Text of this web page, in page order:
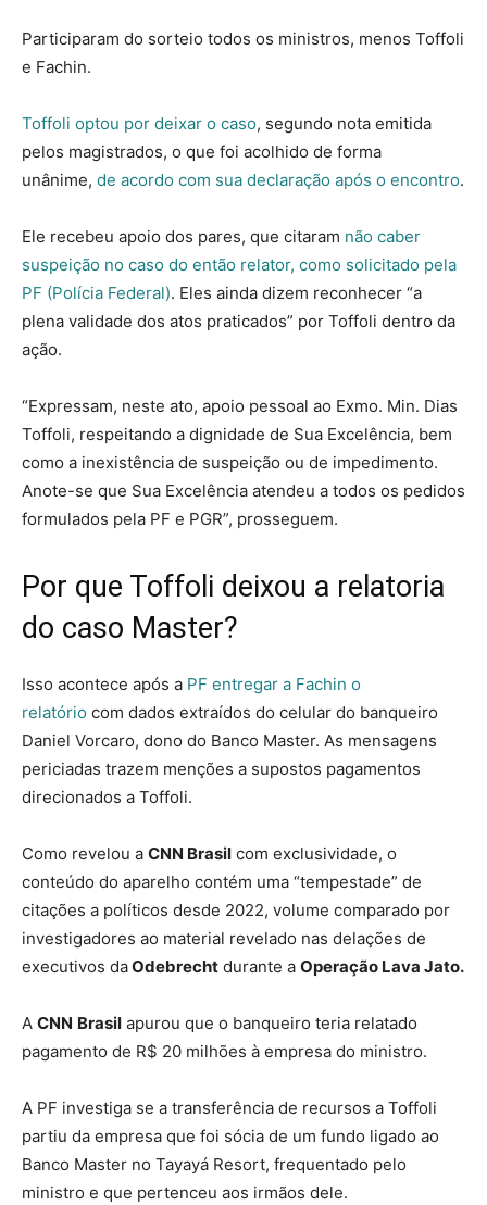
Participaram do sorteio todos os ministros, menos Toffoli
e Fachin.
Toffoli optou por deixar o caso, segundo nota emitida
pelos magistrados, o que foi acolhido de forma
unânime, de acordo com sua declaração após o encontro.
Ele recebeu apoio dos pares, que citaram não caber
suspeição no caso do então relator, como solicitado pela
PF (Polícia Federal). Eles ainda dizem reconhecer “a
plena validade dos atos praticados” por Toffoli dentro da
ação.
“Expressam, neste ato, apoio pessoal ao Exmo. Min. Dias
Toffoli, respeitando a dignidade de Sua Excelência, bem
como a inexistência de suspeição ou de impedimento.
Anote-se que Sua Excelência atendeu a todos os pedidos
formulados pela PF e PGR”, prosseguem.
Por que Toffoli deixou a relatoria
do caso Master?
Isso acontece após a PF entregar a Fachin o
relatório com dados extraídos do celular do banqueiro
Daniel Vorcaro, dono do Banco Master. As mensagens
periciadas trazem menções a supostos pagamentos
direcionados a Toffoli.
Como revelou a CNN Brasil com exclusividade, o
conteúdo do aparelho contém uma “tempestade” de
citações a políticos desde 2022, volume comparado por
investigadores ao material revelado nas delações de
executivos daOdebrecht durante a Operação Lava Jato.
A CNN Brasil apurou que o banqueiro teria relatado
pagamento de R$ 20 milhões à empresa do ministro.
A PF investiga se a transferência de recursos a Toffoli
partiu da empresa que foi sócia de um fundo ligado ao
Banco Master no Tayayá Resort, frequentado pelo
ministro e que pertenceu aos irmãos dele.